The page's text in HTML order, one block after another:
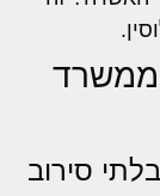
ממשרד
סירוב